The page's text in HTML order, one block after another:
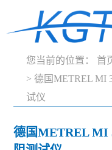
您当前的位置： 首
> 德国METREL MI
试仪
德国METREL MI